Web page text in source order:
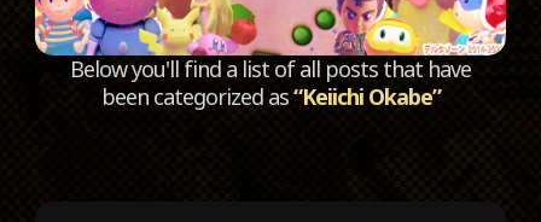
Below you'll find a list of all posts that have
been categorized as“Keiichi Okabe”